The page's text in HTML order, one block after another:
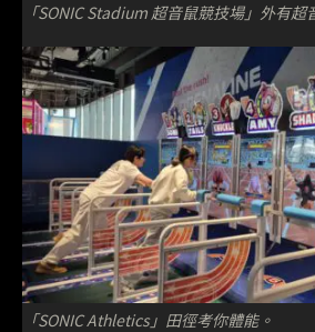
「SONIC Stadium 超音鼠競技場」外有超
「SONIC Athletics」田徑考你體能。